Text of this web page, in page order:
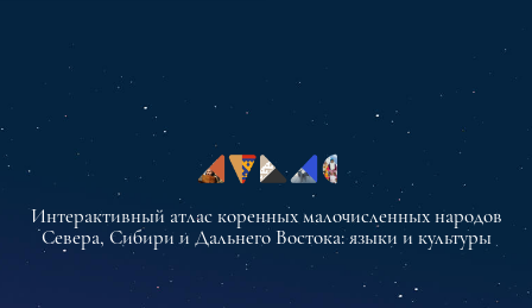
Интерактивный атлас коренных малочисленных народов
Севера, Сибири и Дальнего Востока: языки и культуры